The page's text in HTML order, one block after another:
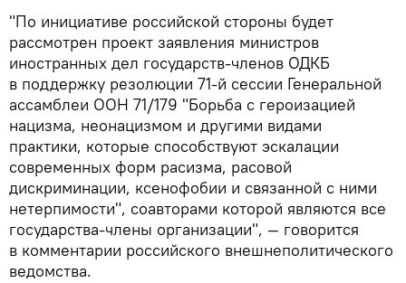
"По инициативе российской стороны будет
рассмотрен проект заявления министров
иностранных дел государств-членов ОДКБ
в поддержку резолюции 71-й сессии Генеральной
ассамблеи ООН 71/179 "Борьба с героизацией
нацизма, неонацизмом и другими видами
практики, которые способствуют эскалации
современных форм расизма, расовой
дискриминации, ксенофобии и связанной с ними
нетерпимости", соавторами которой являются все
государства-члены организации", — говорится
в комментарии российского внешнеполитического
ведомства.